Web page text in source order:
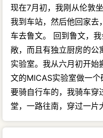
现在7月初，我刚从伦敦
我到车站，然后他回家去
车去鲁文。 回到鲁文，
敞，而且有独立厨房的公
实验室。我从六月初开始
文的MICAS实验室做一
要骑自行车的，我骑车穿
堂，一路往南，穿过一片